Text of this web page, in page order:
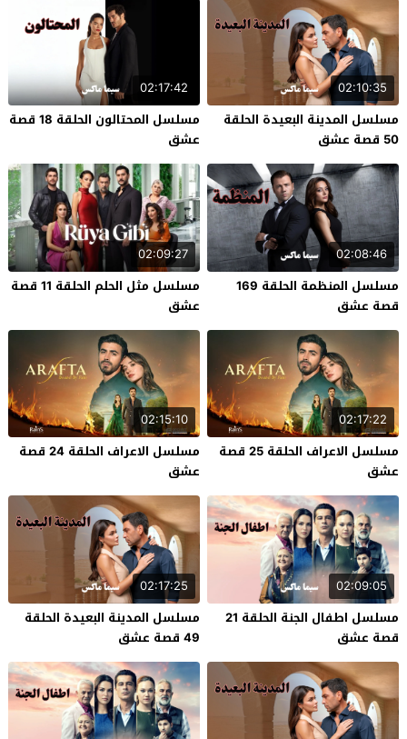
02:10:35
مسلسل المدينة البعيدة الحلقة
50 قصة عشق
02:17:42
مسلسل المحتالون الحلقة 18 قصة
عشق
02:08:46
مسلسل المنظمة الحلقة 169
قصة عشق
02:09:27
مسلسل مثل الحلم الحلقة 11 قصة
عشق
02:17:22
مسلسل الاعراف الحلقة 25 قصة
عشق
02:15:10
مسلسل الاعراف الحلقة 24 قصة
عشق
02:09:05
مسلسل اطفال الجنة الحلقة 21
قصة عشق
02:17:25
مسلسل المدينة البعيدة الحلقة
49 قصة عشق